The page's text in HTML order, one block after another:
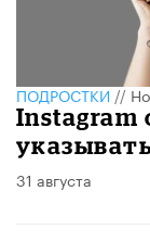
ПОДРОСТКИ//
Instagram
31 августа